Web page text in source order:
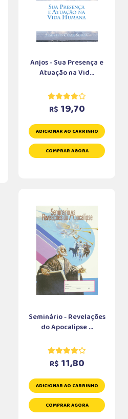
Anjos - Sua Presença e
Atuação na Vid...
R$ 19,70
ADICIONAR AO CARRINHO
COMPRAR AGORA
Seminário - Revelações
do Apocalipse ...
R$ 11,80
ADICIONAR AO CARRINHO
COMPRAR AGORA